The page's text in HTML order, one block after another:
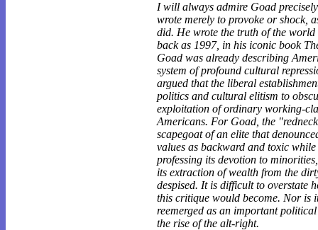
I will always admire Goad
wrote merely to provoke or shock,
did. He wrote the truth of the world
back as 1997, in his iconic book
Goad was already describing
system of profound cultural
argued that the liberal
politics and cultural elitism to
exploitation of ordinary working-
Americans. For Goad, the
scapegoat of an elite that
values as backward and toxic
professing its devotion to
its extraction of wealth from the
despised. It is difficult to overstate
this critique would become. Nor is
reemerged as an important
the rise of the alt-right.